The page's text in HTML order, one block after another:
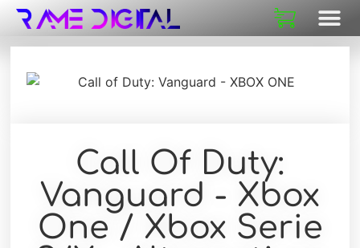
Call Of Duty:
Vanguard - Xbox
One / Xbox Serie